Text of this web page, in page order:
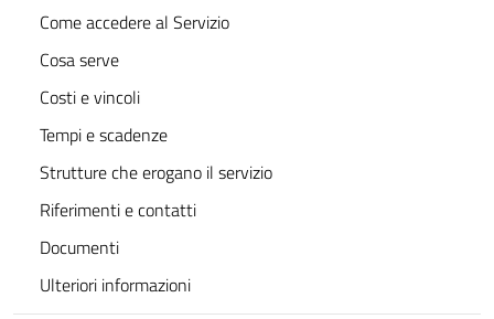
Come accedere al Servizio
Cosa serve
Costi e vincoli
Tempi e scadenze
Strutture che erogano il servizio
Riferimenti e contatti
Documenti
Ulteriori informazioni